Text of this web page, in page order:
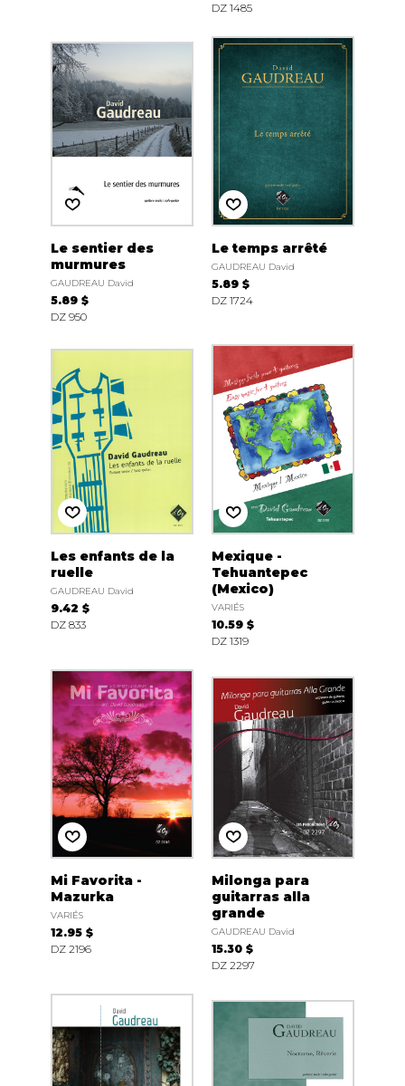
DZ 1485
Le sentier des
murmures
GAUDREAU David
5.89 $
DZ 950
Le temps arrêté
GAUDREAU David
5.89 $
DZ 1724
Les enfants de la
ruelle
GAUDREAU David
9.42 $
DZ 833
Mexique -
Tehuantepec
(Mexico)
VARIÉS
10.59 $
DZ 1319
Mi Favorita -
Mazurka
VARIÉS
12.95 $
DZ 2196
Milonga para
guitarras alla
grande
GAUDREAU David
15.30 $
DZ 2297